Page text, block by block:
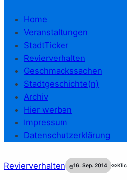
Home
Veranstaltungen
StadtTicker
Revierverhalten
Geschmackssachen
Stadtgeschichte(n)
Archiv
Hier werben
Impressum
Datenschutzerklärung
Revierverhalten 16. Sep. 2014